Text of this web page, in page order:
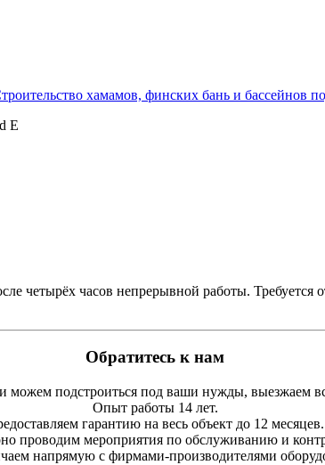
E
четырёх часов непрерывной работы. Требуется
Обратитесь к нам
подстроиться под ваши нужды, выезжаем
Опыт работы 14 лет.
гарантию на весь объект до 12 месяцев.
проводим мероприятия по обслуживанию и
напрямую с фирмами-производителями